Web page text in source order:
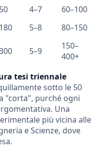
4–7
60–100
5–8 80–150
5–9
150–
400+
tesi triennale
sotto le 50
"corta", purché ogni
Una
più vicina alle
e Scienze, dove